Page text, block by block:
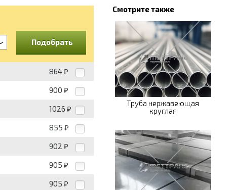
Подобрать
864 ₽
900 ₽
1026 ₽
855 ₽
902 ₽
905 ₽
905 ₽
Смотрите также
Труба нержавеющая
круглая